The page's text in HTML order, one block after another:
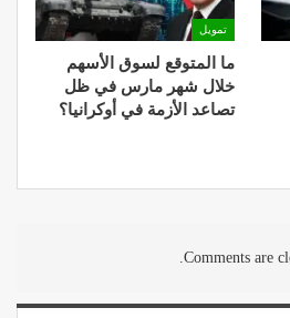
تمويل
ما المتوقع لسوق الأسهم
خلال شهر مارس في ظل
تصاعد الأزمة في أوكرانيا؟
Comments are